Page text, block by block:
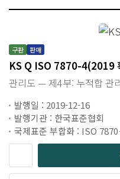
구판 판매
KS Q ISO 7870-4(2019
관리도 — 제4부: 누적합 관
발행일 : 2019-12-16
발행기관 : 한국표준협회
국제표준 부합화 : ISO